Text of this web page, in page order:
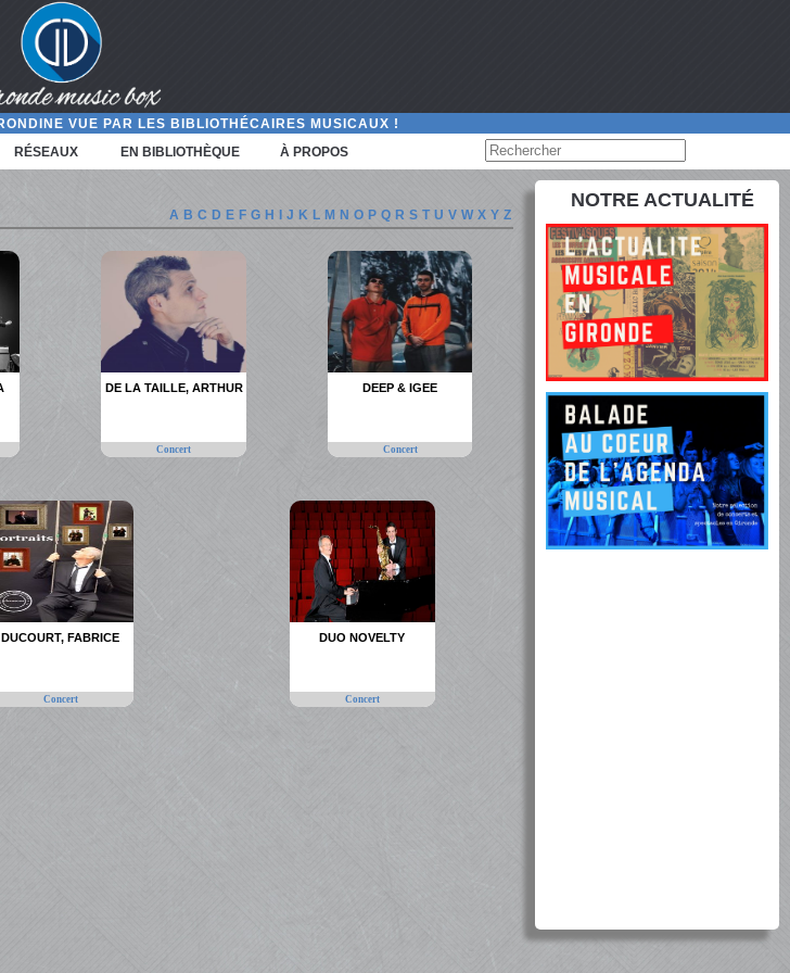
VUE PAR LES BIBLIOTHÉCAIRES MUSICAUX !
RÉSEAUX EN BIBLIOTHÈQUE À PROPOS
A B C D E F G H I J K L M N O P Q R S T U V W X Y Z
DE LA TAILLE, ARTHUR
Concert
DEEP & IGEE
Concert
DUCOURT, FABRICE
Concert
DUO NOVELTY
Concert
NOTRE ACTUALITÉ